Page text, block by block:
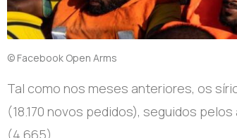
© Facebook Open Arms
Tal como nos meses anteriores, os
(18.170 novos pedidos), seguidos
(4.665).